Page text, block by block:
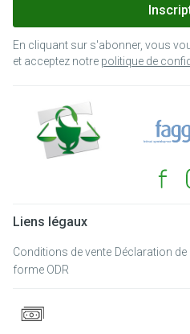
En cliquant sur s'abonner, vous
et acceptez notre politique de
Liens légaux
Conditions de vente Déclaration
forme ODR